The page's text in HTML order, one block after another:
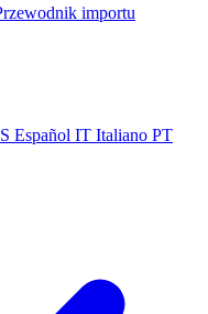
importu
Español IT Italiano PT